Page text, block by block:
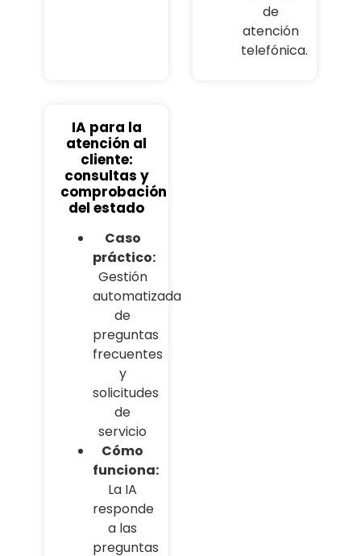
de
atención
telefónica.
IA para la
atención al
cliente:
consultas y
comprobación
del estado
Caso
práctico:
Gestión
automatizada
de
preguntas
frecuentes
y
solicitudes
de
servicio
Cómo
funciona:
La IA
responde
a las
preguntas